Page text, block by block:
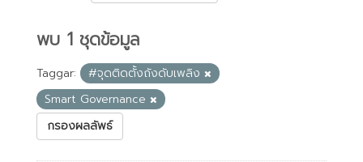
พบ 1 ชุดข้อมูล
Taggar:
#จุดติดตั้งถังดับเพลิง
Smart Governance
กรองผลลัพธ์